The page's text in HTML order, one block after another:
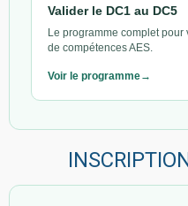
Valider le DC1 au DC5
Le programme complet
de compétences AES.
Voir le programme